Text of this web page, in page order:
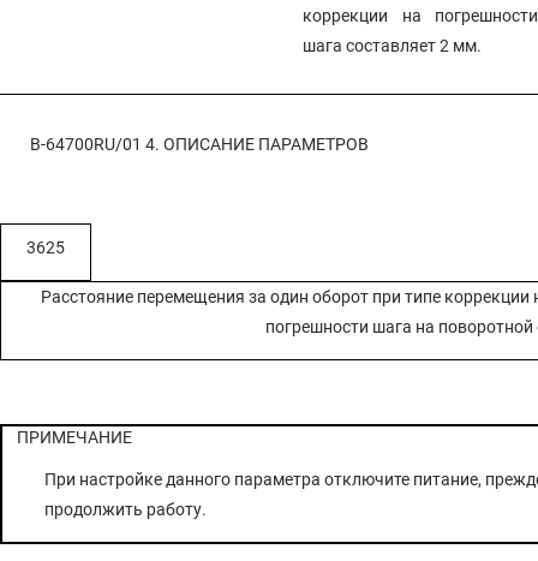
коррекции на погрешности
шага составляет 2 мм.
B-64700RU/014. ОПИСАНИЕ ПАРАМЕТРОВ
3625
Расстояние перемещения за один оборот при типе коррекции
погрешности шага на поворотной
ПРИМЕЧАНИЕ
При настройке данного параметра отключите питание,
продолжить работу.